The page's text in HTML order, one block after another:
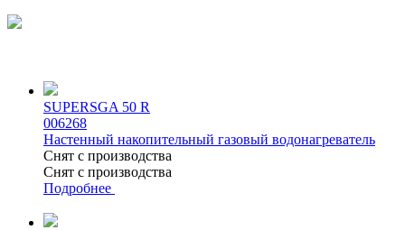
SUPERSGA 50 R
006268
Настенный накопительный газовый водонагреватель
Снят с производства
Снят с производства
Подробнее